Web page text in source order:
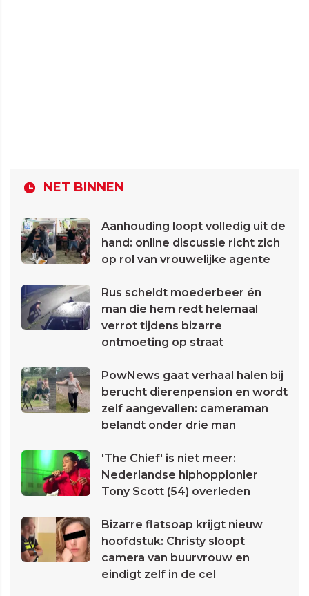
NET BINNEN
Aanhouding loopt volledig uit de
hand: online discussie richt zich
op rol van vrouwelijke agente
Rus scheldt moederbeer én
man die hem redt helemaal
verrot tijdens bizarre
ontmoeting op straat
PowNews gaat verhaal halen bij
berucht dierenpension en wordt
zelf aangevallen: cameraman
belandt onder drie man
'The Chief' is niet meer:
Nederlandse hiphoppionier
Tony Scott (54) overleden
Bizarre flatsoap krijgt nieuw
hoofdstuk: Christy sloopt
camera van buurvrouw en
eindigt zelf in de cel